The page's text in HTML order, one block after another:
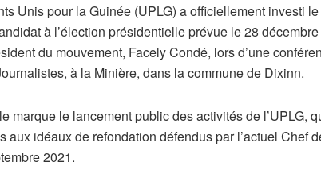
Unis pour la Guinée (UPLG) a officiellement investi
à l’élection présidentielle prévue le 28 décembre
du mouvement, Facely Condé, lors d’une
à la Minière, dans la commune de Dixinn.
marque le lancement public des activités de l’UPLG,
aux idéaux de refondation défendus par l’actuel Chef
2021.